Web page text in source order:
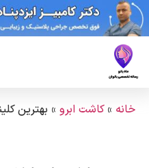
خانه » کاشت ابرو » بهترین